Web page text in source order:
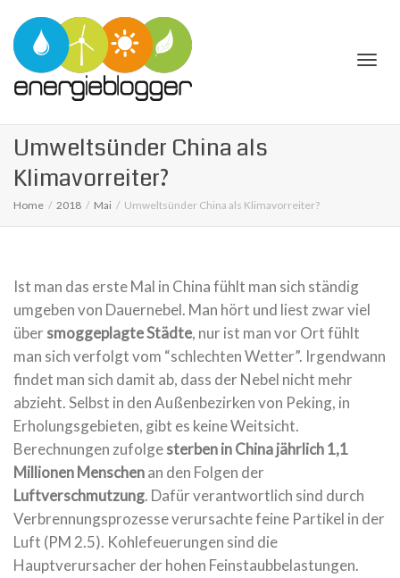
Umweltsünder China als
Klimavorreiter?
Home 2018 Mai Umweltsünder China als Klimavorreiter?
Ist man das erste Mal in China fühlt man sich ständig
umgeben von Dauernebel. Man hört und liest zwar viel
übersmoggeplagte Städte, nur ist man vor Ort fühlt
man sich verfolgt vom “schlechten Wetter”. Irgendwann
findet man sich damit ab, dass der Nebel nicht mehr
abzieht. Selbst in den Außenbezirken von Peking, in
Erholungsgebieten, gibt es keine Weitsicht.
Berechnungen zufolgesterben in China jährlich 1,1
Millionen Menschenan den Folgen der
Luftverschmutzung. Dafür verantwortlich sind durch
Verbrennungsprozesse verursachte feine Partikel in der
Luft (PM 2.5). Kohlefeuerungen sind die
Hauptverursacher der hohen Feinstaubbelastungen.